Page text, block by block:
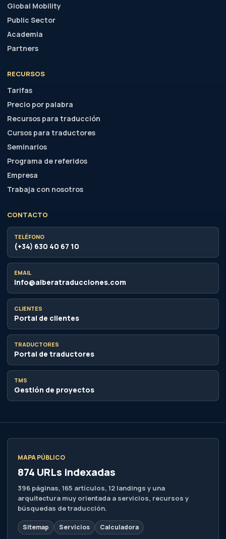
Global Mobility
Public Sector
Academia
Partners
RECURSOS
Tarifas
Precio por palabra
Recursos para traducción
Cursos para traductores
Seminarios
Programa de referidos
Empresa
Trabaja con nosotros
CONTACTO
TELÉFONO
(+34) 630 40 67 10
EMAIL
info@alberatraducciones.com
CLIENTES
Portal de clientes
TRADUCTORES
Portal de traductores
TMS
Gestión de proyectos
MAPA PÚBLICO
874 URLs indexadas
396 páginas, 165 artículos, 12 landings y una
arquitectura muy orientada a servicios, recursos y
búsquedas de traducción.
Sitemap Servicios Calculadora